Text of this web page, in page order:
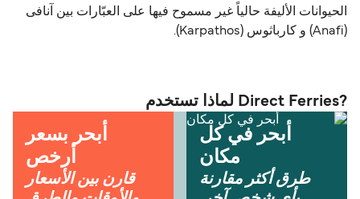
الحيوانات الأليفة حالياً غير مسموح فيها على العبّارات بين آنافی
(Anafi) و كارباثوس (Karpathos).
?Direct Ferries لماذا تستخدم
أبحر في كل
مكان
طرق أكثر مقارنة
أبحر بسعر
أرخص
قارن بين الأسعار